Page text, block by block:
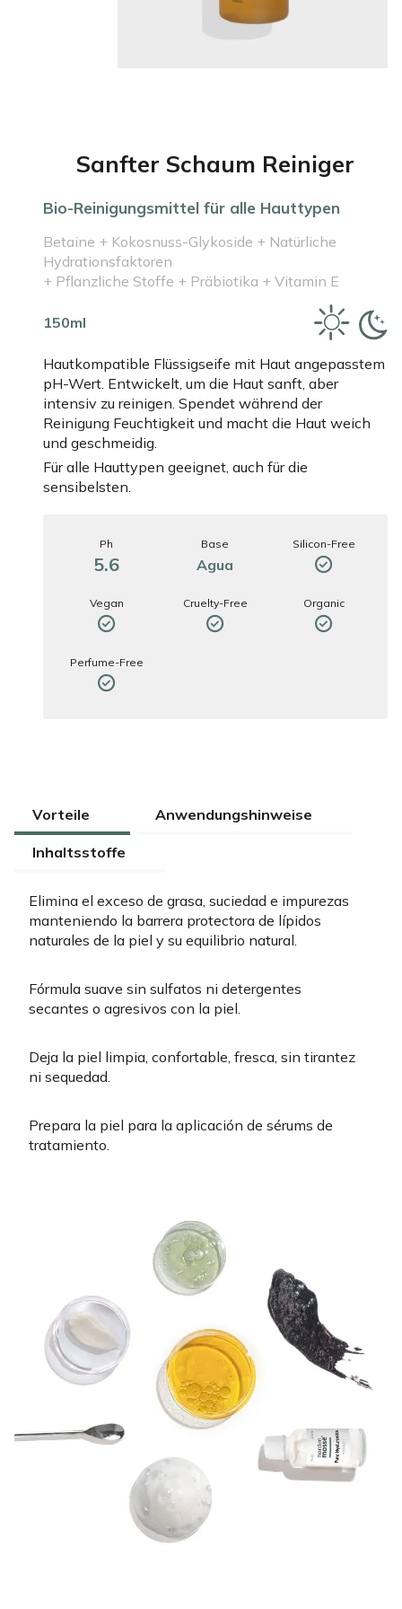
Sanfter Schaum Reiniger
Bio-Reinigungsmittel für alle Hauttypen
Betaine + Kokosnuss-Glykoside + Natürliche
Hydrationsfaktoren
+ Pflanzliche Stoffe + Präbiotika + Vitamin E
150ml
Hautkompatible Flüssigseife mit Haut angepasstem
pH-Wert. Entwickelt, um die Haut sanft, aber
intensiv zu reinigen. Spendet während der
Reinigung Feuchtigkeit und macht die Haut weich
und geschmeidig.
Für alle Hauttypen geeignet, auch für die
sensibelsten.
Ph
5.6
Base
Agua
Silicon-Free
Vegan Cruelty-Free Organic
Perfume-Free
Vorteile Anwendungshinweise
Inhaltsstoffe
Elimina el exceso de grasa, suciedad e impurezas
manteniendo la barrera protectora de lípidos
naturales de la piel y su equilibrio natural.
Fórmula suave sin sulfatos ni detergentes
secantes o agresivos con la piel.
Deja la piel limpia, confortable, fresca, sin tirantez
ni sequedad.
Prepara la piel para la aplicación de sérums de
tratamiento.